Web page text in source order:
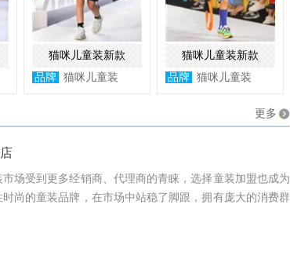
猫咪儿童装新款
品牌 猫咪儿童装
猫咪儿童装新款
品牌 猫咪儿童装
更多
场受到更多经销商、代理商的青睐，选择童装加盟也成为
尚的童装品牌，在市场中站稳了脚跟，拥有庞大的消费群